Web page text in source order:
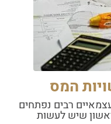
המס
רבים נפתחים
שיש לעשות